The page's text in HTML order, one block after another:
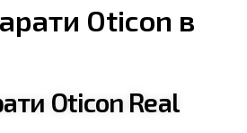
Oticon в
Oticon Real